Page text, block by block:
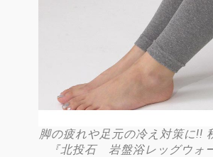
脚の疲れや足元の冷え対策に!!
『北投石 岩盤浴レッグウォ